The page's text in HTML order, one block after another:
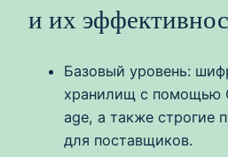
и их
Базовый уровень:
хранилищ с помощью
age, а также строгие
для поставщиков.